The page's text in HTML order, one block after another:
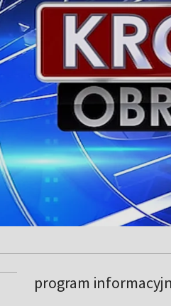
program